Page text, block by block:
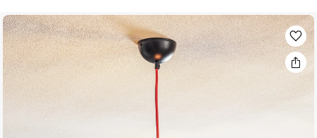
Skip
to
the
end
of
the